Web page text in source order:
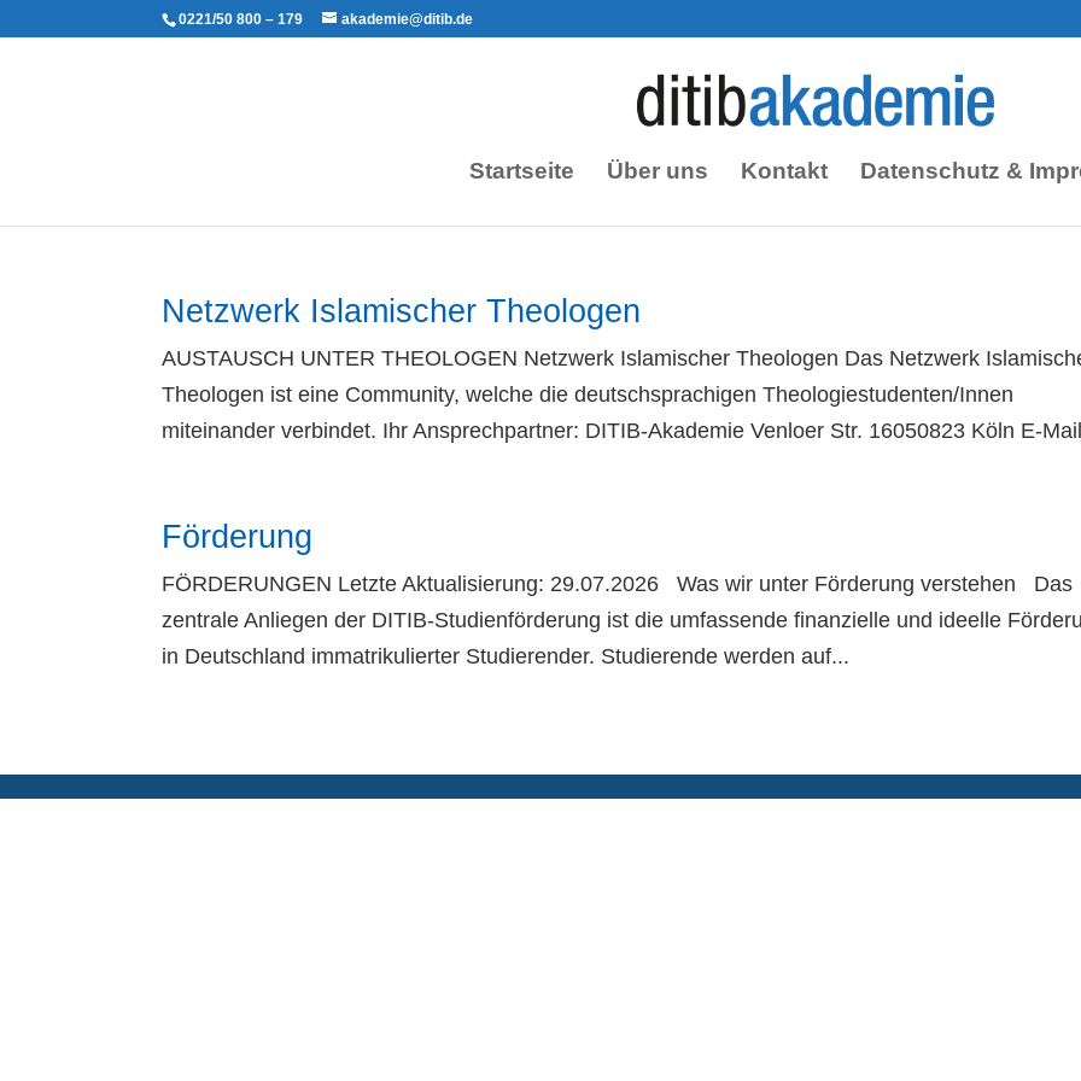
0221/50 800 – 179 akademie@ditib.de
Startseite Über uns Kontakt Datenschutz &
Netzwerk Islamischer Theologen
AUSTAUSCH UNTER THEOLOGEN Netzwerk Islamischer Theologen Das Netzwerk
Theologen ist eine Community, welche die deutschsprachigen Theologiestudenten/Innen
miteinander verbindet. Ihr Ansprechpartner: DITIB-Akademie Venloer Str. 16050823 Köln E-
Förderung
FÖRDERUNGEN Letzte Aktualisierung: 29.07.2026 Was wir unter Förderung verstehen Das
zentrale Anliegen der DITIB-Studienförderung ist die umfassende finanzielle und ideelle
in Deutschland immatrikulierter Studierender. Studierende werden auf...